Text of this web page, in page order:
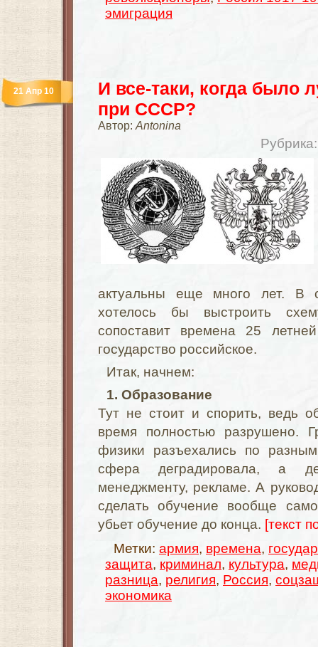
эмиграция
И все-таки, когда было
при СССР?
Автор: Antonina
21 Апр 10
актуальны еще много лет. В
хотелось бы выстроить
сопоставит времена 25
государство российское.
Итак, начнем:
1. Образование
Тут не стоит и спорить, ведь
время полностью разрушено.
физики разъехались по
сфера деградировала, а
менеджменту, рекламе. А
сделать обучение вообще
убьет обучение до конца. [текст
Метки: армия, времена,
защита, криминал, культура,
разница, религия, Россия,
экономика